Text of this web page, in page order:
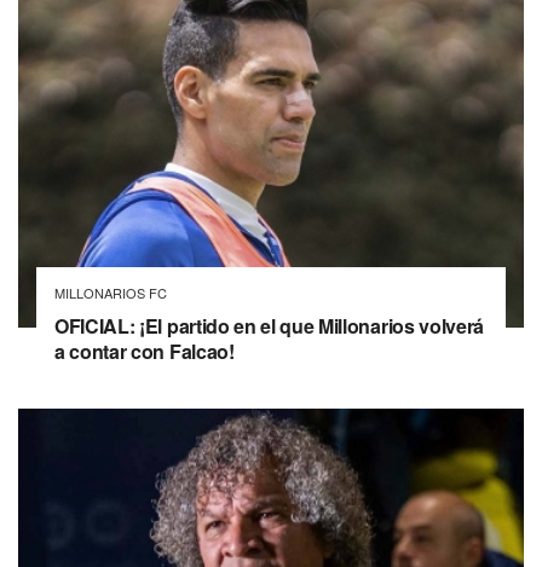
MILLONARIOS FC
OFICIAL: ¡El partido en el que Millonarios volverá
a contar con Falcao!